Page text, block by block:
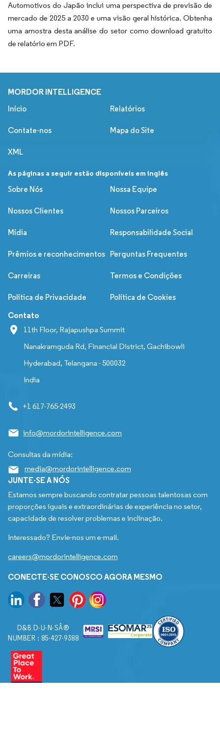
Automotivos do Japão inclui uma perspectiva de previsão de
mercado de 2025 a 2030 e uma visão geral histórica. Obtenha
uma amostra desta análise do setor como download gratuito
de relatório em PDF.
MORDOR INTELLIGENCE
Início Relatórios
Contate-nos Mapa do Site
XML
As páginas a seguir estão disponíveis em inglês
Sobre Nós
Nossa Equipe
Nossos Clientes Nossos Parceiros
Mídia Responsabilidade Social
Prêmios e reconhecimentos Perguntas Frequentes
Carreiras Termos e Condições
Política de Privacidade Política de Cookies
Contato
11th Floor, Rajapushpa Summit
Nanakramguda Rd, Financial District, Gachibowli
Hyderabad, Telangana - 500032
India
+1 617-765-2493
info@mordorintelligence.com
Consultas da mídia:
media@mordorintelligence.com
JUNTE-SE A NÓS
Estamos sempre buscando contratar pessoas talentosas com
proporções iguais e extraordinárias de experiência no setor,
capacidade de resolver problemas e inclinação.
Interessado? Envie-nos um e-mail.
careers@mordorintelligence.com
CONECTE-SE CONOSCO AGORA MESMO
D&B D-U-N-SÂ®
NUMBER : 85-427-9388